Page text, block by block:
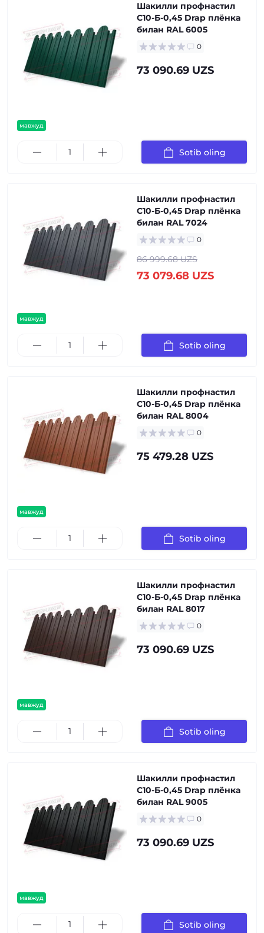
мавжуд
Шакилли профнастил
С10-Б-0,45 Drap плёнка
билан RAL 6005
0
73 090.69 UZS
Sotib oling
мавжуд
Шакилли профнастил
С10-Б-0,45 Drap плёнка
билан RAL 7024
0
86 999.68 UZS
73 079.68 UZS
Sotib oling
мавжуд
Шакилли профнастил
С10-Б-0,45 Drap плёнка
билан RAL 8004
0
75 479.28 UZS
Sotib oling
мавжуд
Шакилли профнастил
С10-Б-0,45 Drap плёнка
билан RAL 8017
0
73 090.69 UZS
Sotib oling
мавжуд
Шакилли профнастил
С10-Б-0,45 Drap плёнка
билан RAL 9005
0
73 090.69 UZS
Sotib oling